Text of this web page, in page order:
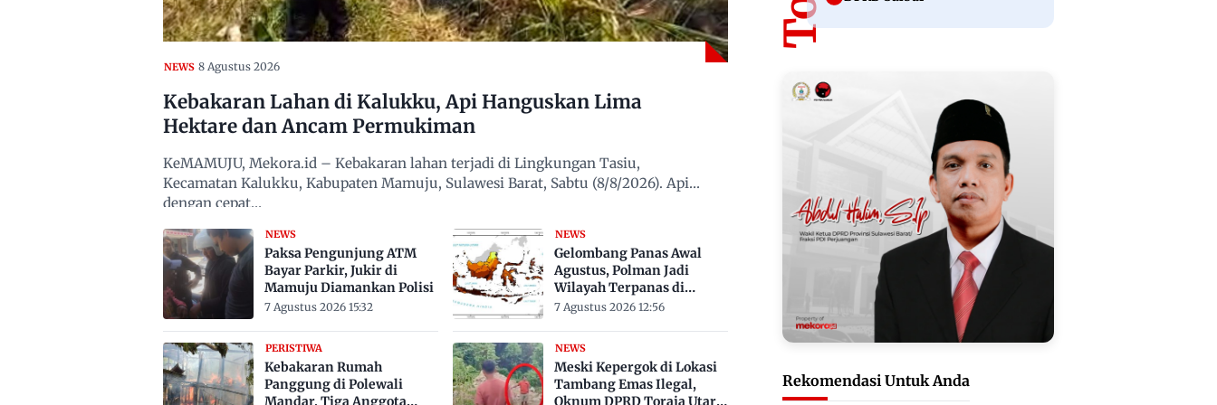
NEWS 8 Agustus 2026
Kebakaran Lahan di Kalukku, Api Hanguskan Lima
Hektare dan Ancam Permukiman
KeMAMUJU, Mekora.id – Kebakaran lahan terjadi di Lingkungan Tasiu,
Kecamatan Kalukku, Kabupaten Mamuju, Sulawesi Barat, Sabtu (8/8/2026). Api
dengan cepat…
NEWS
Paksa Pengunjung ATM
Bayar Parkir, Jukir di
Mamuju Diamankan Polisi
7 Agustus 2026 15:32
NEWS
Gelombang Panas Awal
Agustus, Polman Jadi
Wilayah Terpanas di
Sulbar Suhu Lebih Dari 33
7 Agustus 2026 12:56
PERISTIWA
Kebakaran Rumah
Panggung di Polewali
Mandar, Tiga Anggota
NEWS
Meski Kepergok di Lokasi
Tambang Emas Ilegal,
Oknum DPRD Toraja Utara
Rekomendasi Untuk Anda